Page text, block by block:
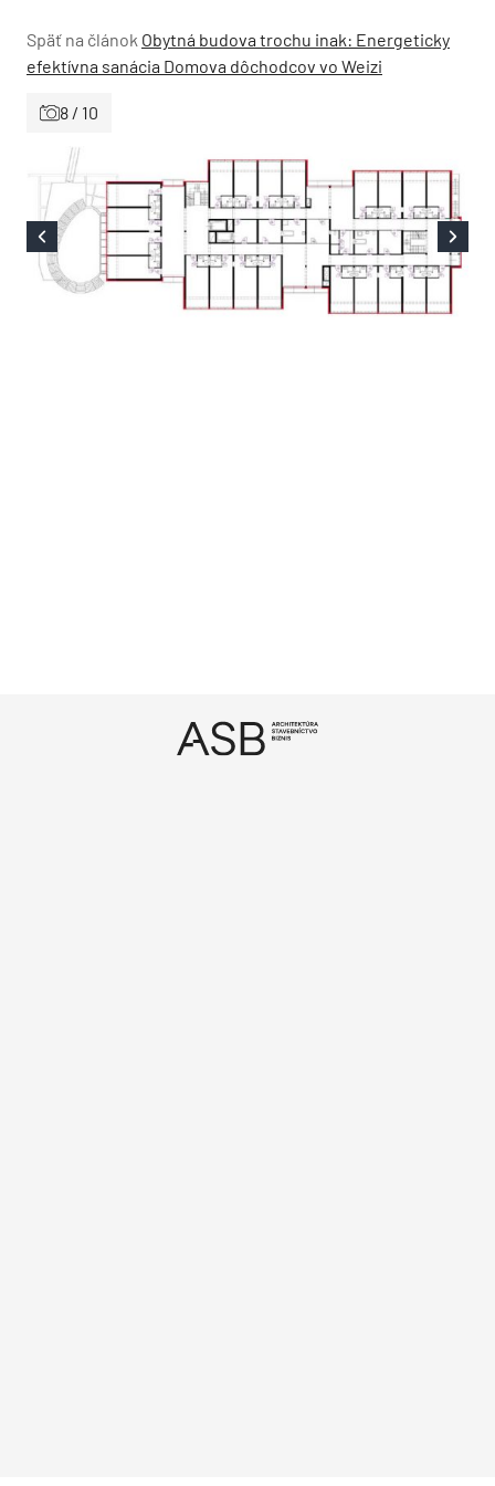
Späť na článok Obytná budova trochu inak: Energeticky
efektívna sanácia Domova dôchodcov vo Weizi
8 / 10